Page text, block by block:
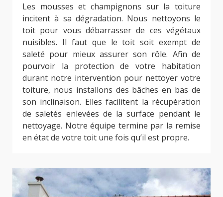
Les mousses et champignons sur la toiture
incitent à sa dégradation. Nous nettoyons le
toit pour vous débarrasser de ces végétaux
nuisibles. Il faut que le toit soit exempt de
saleté pour mieux assurer son rôle. Afin de
pourvoir la protection de votre habitation
durant notre intervention pour nettoyer votre
toiture, nous installons des bâches en bas de
son inclinaison. Elles facilitent la récupération
de saletés enlevées de la surface pendant le
nettoyage. Notre équipe termine par la remise
en état de votre toit une fois qu’il est propre.